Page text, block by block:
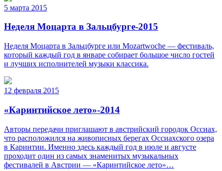
5 марта 2015
Неделя Моцарта в Зальцбурге-2015
Неделя Моцарта в Зальцбурге или Mozartwoche — фестиваль,
который каждый год в январе собирает большое число гостей
и лучших исполнителей музыки классика.
12 февраля 2015
«Каринтийское лето»-2014
Авторы передачи приглашают в австрийский городок Оссиах,
что расположился на живописных берегах Оссиахского озера
в Каринтии. Именно здесь каждый год в июле и августе
проходит один из самых знаменитых музыкальных
фестивалей в Австрии — «Каринтийское лето»…